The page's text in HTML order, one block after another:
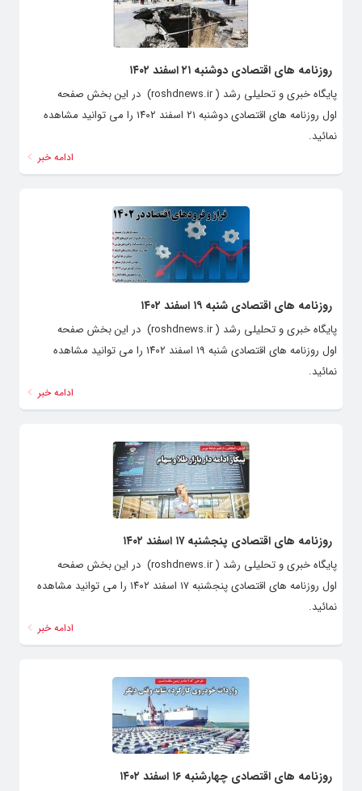
روزنامه های اقتصادی دوشنبه ۲۱ اسفند ۱۴۰۲
پایگاه خبری و تحلیلی رشد ( roshdnews.ir) در این بخش صفحه
اول روزنامه های اقتصادی دوشنبه ۲۱ اسفند ۱۴۰۲ را می توانید مشاهده
نمائید.
ادامه خبر
روزنامه های اقتصادی شنبه ۱۹ اسفند ۱۴۰۲
پایگاه خبری و تحلیلی رشد ( roshdnews.ir) در این بخش صفحه
اول روزنامه های اقتصادی شنبه ۱۹ اسفند ۱۴۰۲ را می توانید مشاهده
نمائید.
ادامه خبر
روزنامه های اقتصادی پنجشنبه ۱۷ اسفند ۱۴۰۲
پایگاه خبری و تحلیلی رشد ( roshdnews.ir) در این بخش صفحه
اول روزنامه های اقتصادی پنجشنبه ۱۷ اسفند ۱۴۰۲ را می توانید مشاهده
نمائید.
ادامه خبر
روزنامه های اقتصادی چهارشنبه ۱۶ اسفند ۱۴۰۲